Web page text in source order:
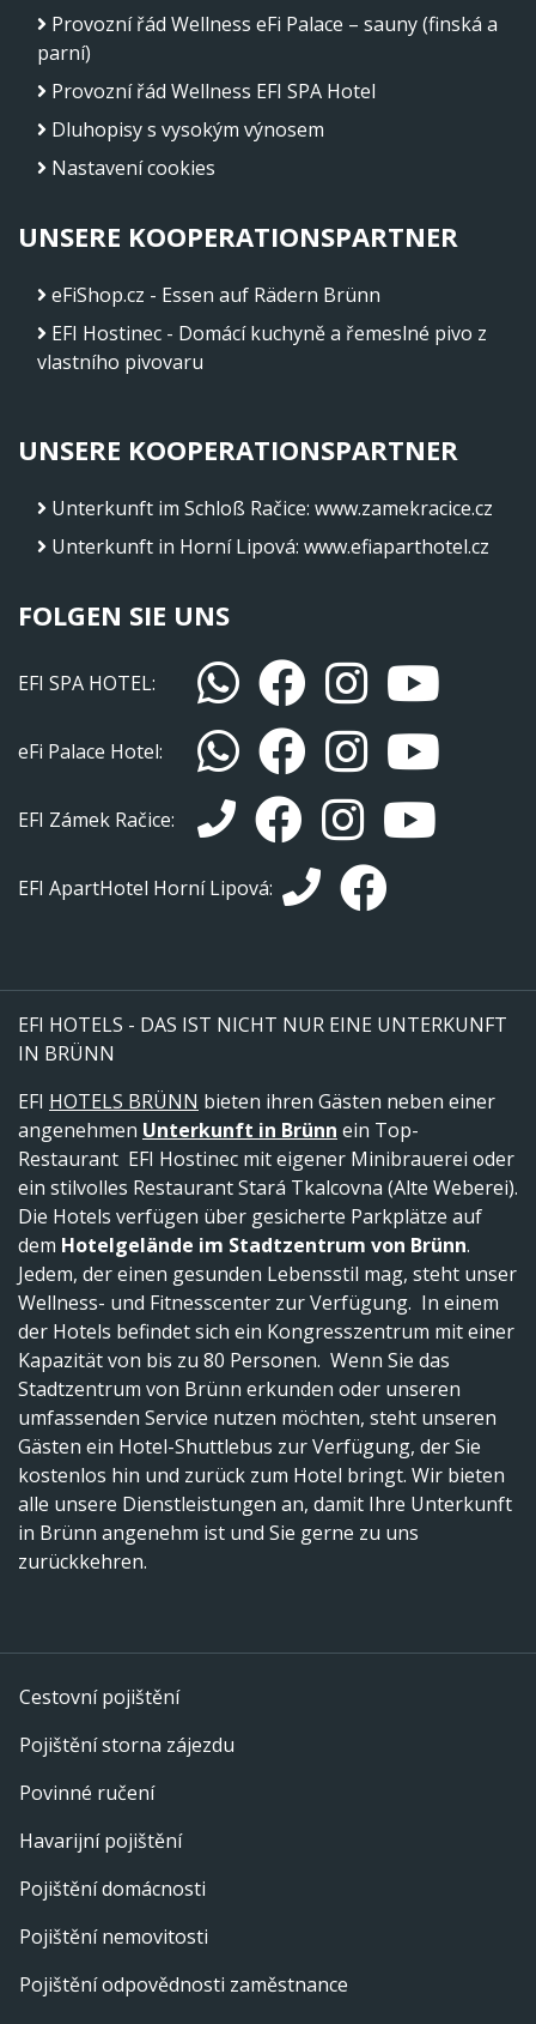
Provozní řád Wellness eFi Palace – sauny (finská a
parní)
Provozní řád Wellness EFI SPA Hotel
Dluhopisy s vysokým výnosem
Nastavení cookies
UNSERE KOOPERATIONSPARTNER
eFiShop.cz - Essen auf Rädern Brünn
EFI Hostinec - Domácí kuchyně a řemeslné pivo z
vlastního pivovaru
UNSERE KOOPERATIONSPARTNER
Unterkunft im Schloß Račice: www.zamekracice.cz
Unterkunft in Horní Lipová: www.efiaparthotel.cz
FOLGEN SIE UNS
EFI SPA HOTEL:
eFi Palace Hotel:
EFI Zámek Račice:
EFI ApartHotel Horní Lipová:
EFI HOTELS - DAS IST NICHT NUR EINE UNTERKUNFT
IN BRÜNN
EFI HOTELS BRÜNN bieten ihren Gästen neben einer
angenehmen Unterkunft in Brünn ein Top-
Restaurant EFI Hostinec mit eigener Minibrauerei oder
ein stilvolles Restaurant Stará Tkalcovna (Alte Weberei).
Die Hotels verfügen über gesicherte Parkplätze auf
dem Hotelgelände im Stadtzentrum von Brünn.
Jedem, der einen gesunden Lebensstil mag, steht unser
Wellness- und Fitnesscenter zur Verfügung. In einem
der Hotels befindet sich ein Kongresszentrum mit einer
Kapazität von bis zu 80 Personen. Wenn Sie das
Stadtzentrum von Brünn erkunden oder unseren
umfassenden Service nutzen möchten, steht unseren
Gästen ein Hotel-Shuttlebus zur Verfügung, der Sie
kostenlos hin und zurück zum Hotel bringt. Wir bieten
alle unsere Dienstleistungen an, damit Ihre Unterkunft
in Brünn angenehm ist und Sie gerne zu uns
zurückkehren.
Cestovní pojištění
Pojištění storna zájezdu
Povinné ručení
Havarijní pojištění
Pojištění domácnosti
Pojištění nemovitosti
Pojištění odpovědnosti zaměstnance